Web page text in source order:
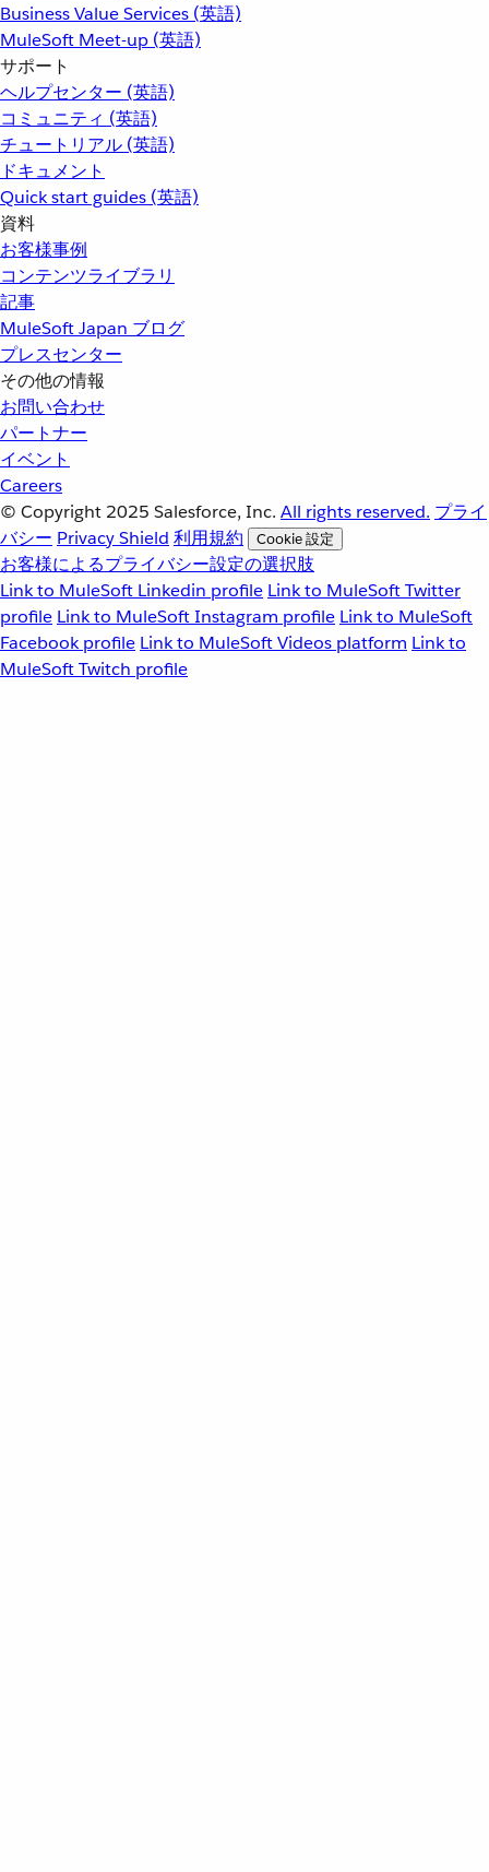
Business Value Services (英語)
MuleSoft Meet-up (英語)
サポート
ヘルプセンター (英語)
コミュニティ (英語)
チュートリアル (英語)
ドキュメント
Quick start guides (英語)
資料
お客様事例
コンテンツライブラリ
記事
MuleSoft Japan ブログ
プレスセンター
その他の情報
お問い合わせ
パートナー
イベント
Careers
© Copyright 2025 Salesforce, Inc. All rights reserved. プライ
バシー Privacy Shield 利用規約 Cookie 設定
お客様によるプライバシー設定の選択肢
Link to MuleSoft Linkedin profile Link to MuleSoft Twitter
profile Link to MuleSoft Instagram profile Link to MuleSoft
Facebook profile Link to MuleSoft Videos platform Link to
MuleSoft Twitch profile